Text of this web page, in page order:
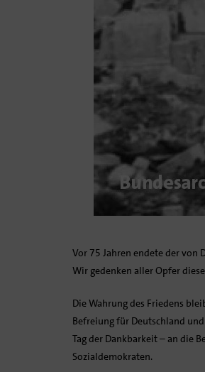
Vor 75 Jahren endete der von
Wir gedenken aller Opfer
Die Wahrung des Friedens
Befreiung für Deutschland
Tag der Dankbarkeit – an die
Sozialdemokraten.